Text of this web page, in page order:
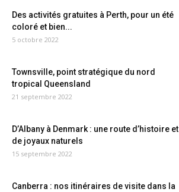
Des activités gratuites à Perth, pour un été
coloré et bien...
5 octobre 2022
Townsville, point stratégique du nord
tropical Queensland
21 septembre 2022
D’Albany à Denmark : une route d’histoire et
de joyaux naturels
15 septembre 2022
Canberra : nos itinéraires de visite dans la